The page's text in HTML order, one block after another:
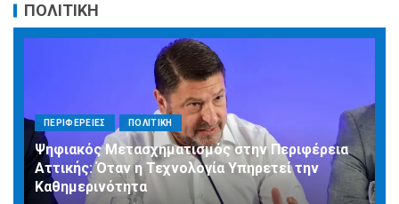
ΠΟΛΙΤΙΚΗ
ΠΕΡΙΦΕΡΕΙΕΣ ΠΟΛΙΤΙΚΗ
Ψηφιακός Μετασχηματισμός στην Περιφέρεια
Αττικής: Όταν η Τεχνολογία Υπηρετεί την
Καθημερινότητα